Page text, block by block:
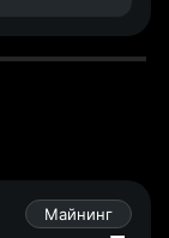
Майнинг